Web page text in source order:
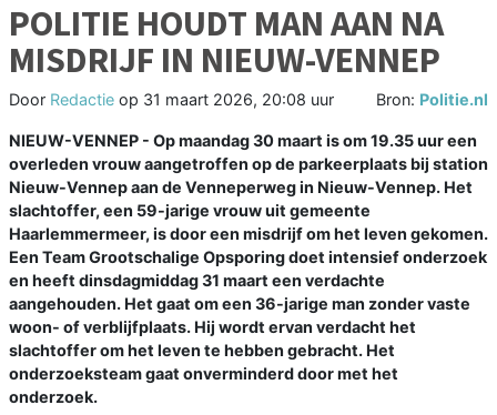
POLITIE HOUDT MAN AAN NA
MISDRIJF IN NIEUW-VENNEP
Door Redactie op 31 maart 2026, 20:08 uur Bron: Politie.nl
NIEUW-VENNEP - Op maandag 30 maart is om 19.35 uur een
overleden vrouw aangetroffen op de parkeerplaats bij station
Nieuw-Vennep aan de Venneperweg in Nieuw-Vennep. Het
slachtoffer, een 59-jarige vrouw uit gemeente
Haarlemmermeer, is door een misdrijf om het leven gekomen.
Een Team Grootschalige Opsporing doet intensief onderzoek
en heeft dinsdagmiddag 31 maart een verdachte
aangehouden. Het gaat om een 36-jarige man zonder vaste
woon- of verblijfplaats. Hij wordt ervan verdacht het
slachtoffer om het leven te hebben gebracht. Het
onderzoeksteam gaat onverminderd door met het
onderzoek.